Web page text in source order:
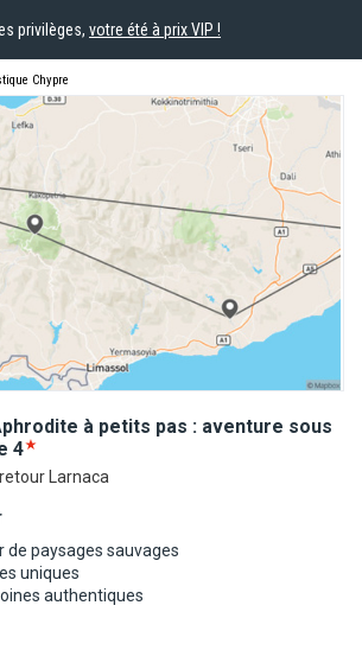
privilèges, votre été à prix VIP !
Chypre
à petits pas : aventure sous
4
Larnaca
paysages sauvages
uniques
authentiques